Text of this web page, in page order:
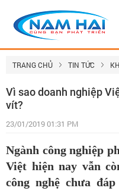
TRANG CHỦ TIN TỨC
Vì sao doanh nghiệp
vít?
23/01/2019 01:31 PM
Ngành công nghiệp
Việt hiện nay vẫn
công nghệ chưa